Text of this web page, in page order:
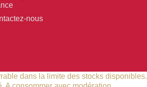
nous
dans la limite des stocks disponibles.